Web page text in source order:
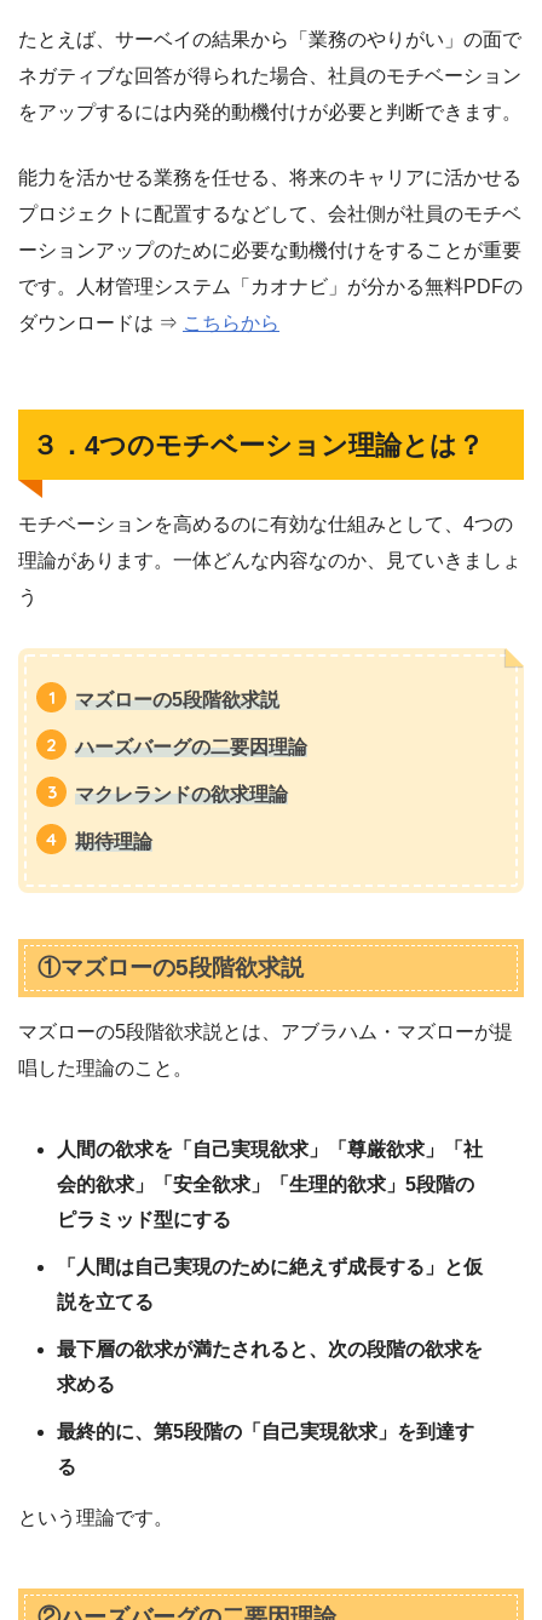
たとえば、サーベイの結果から「業務のやりがい」の面で
ネガティブな回答が得られた場合、社員のモチベーション
をアップするには内発的動機付けが必要と判断できます。
能力を活かせる業務を任せる、将来のキャリアに活かせる
プロジェクトに配置するなどして、会社側が社員のモチベ
ーションアップのために必要な動機付けをすることが重要
です。人材管理システム「カオナビ」が分かる無料PDFの
ダウンロードは ⇒ こちらから
３．4つのモチベーション理論とは？
モチベーションを高めるのに有効な仕組みとして、4つの
理論があります。一体どんな内容なのか、見ていきましょ
う
マズローの5段階欲求説
ハーズバーグの二要因理論
マクレランドの欲求理論
期待理論
①マズローの5段階欲求説
マズローの5段階欲求説とは、アブラハム・マズローが提
唱した理論のこと。
人間の欲求を「自己実現欲求」「尊厳欲求」「社
会的欲求」「安全欲求」「生理的欲求」5段階の
ピラミッド型にする
「人間は自己実現のために絶えず成長する」と仮
説を立てる
最下層の欲求が満たされると、次の段階の欲求を
求める
最終的に、第5段階の「自己実現欲求」を到達す
る
という理論です。